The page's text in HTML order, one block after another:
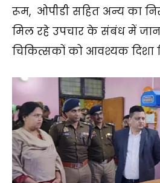
रूम, ओपीडी सहित अन्य का
मिल रहे उपचार के संबंध में
चिकित्सकों को आवश्यक दिशा